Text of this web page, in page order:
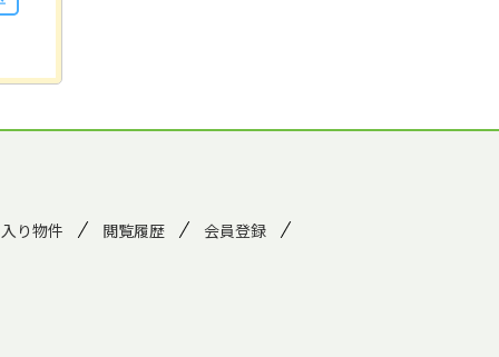
り物件 閲覧履歴 会員登録